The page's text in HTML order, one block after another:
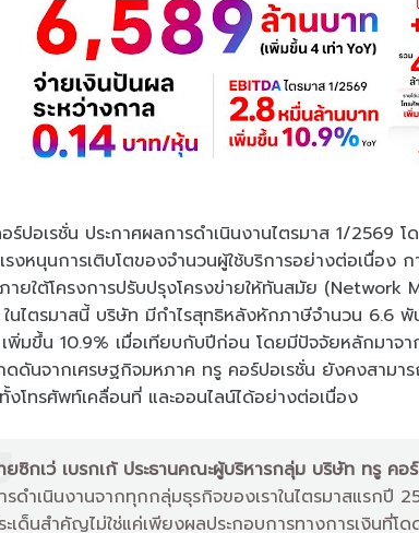
ร์ปอเรชั่น ประกาศผลการดำเนินงานไตรมาส 1/2569
รงหนุนการเติบโตของจำนวนผู้ใช้บริการอย่างต่อเนื่อง
ายใต้โครงการปรับปรุงโครงข่ายให้ทันสมัย (Network
นไตรมาสนี้ บริษัท มีกำไรสุทธิหลังหักภาษีจำนวน 6.6
พิ่มขึ้น 10.9% เมื่อเทียบกับปีก่อน โดยมีปัจจัยหลักมาจ
ดดันจากเศรษฐกิจมหภาค ทรู คอร์ปอเรชั่น ยังคงสามา
งโทรศัพท์เคลื่อนที่ และออนไลน์ได้อย่างต่อเนื่อง
ยซิกเว่ เบรกเก้ ประธานคณะผู้บริหารกลุ่ม บริษัท ทรู คอ
รดำเนินงานจากทุกกลุ่มธุรกิจของเราในไตรมาสแรกปี
ะเด็นสำคัญไม่ใช่แค่เพียงผลประกอบการทางการเงินที่